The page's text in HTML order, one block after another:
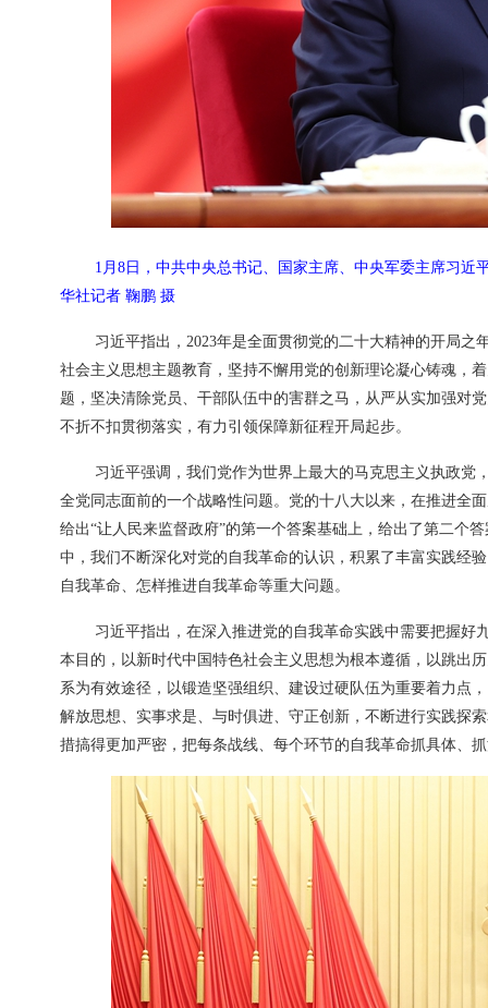
1月8日，中共中央总书记、国家主席、中央军委主席习
华社记者 鞠鹏 摄
习近平指出，2023年是全面贯彻党的二十大精神的开局
社会主义思想主题教育，坚持不懈用党的创新理论凝心铸魂，
题，坚决清除党员、干部队伍中的害群之马，从严从实加强对
不折不扣贯彻落实，有力引领保障新征程开局起步。
习近平强调，我们党作为世界上最大的马克思主义执政
全党同志面前的一个战略性问题。党的十八大以来，在推进全
给出“让人民来监督政府”的第一个答案基础上，给出了第二个
中，我们不断深化对党的自我革命的认识，积累了丰富实践经
自我革命、怎样推进自我革命等重大问题。
习近平指出，在深入推进党的自我革命实践中需要把握
本目的，以新时代中国特色社会主义思想为根本遵循，以跳出
系为有效途径，以锻造坚强组织、建设过硬队伍为重要着力点
解放思想、实事求是、与时俱进、守正创新，不断进行实践探
措搞得更加严密，把每条战线、每个环节的自我革命抓具体、